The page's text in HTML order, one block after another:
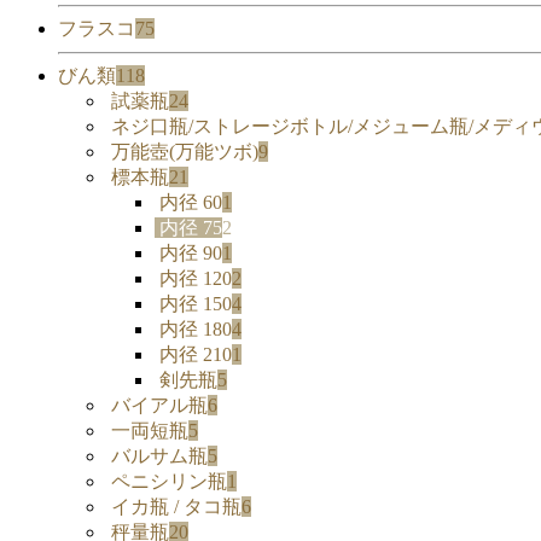
フラスコ 75
びん類118
試薬瓶24
ネジ口瓶/ストレージボトル/メジューム瓶/メディ
万能壺(万能ツボ)9
標本瓶21
内径 601
内径 752
内径 901
内径 1202
内径 1504
内径 1804
内径 2101
剣先瓶5
バイアル瓶6
一両短瓶5
バルサム瓶5
ペニシリン瓶1
イカ瓶 / タコ瓶6
秤量瓶20